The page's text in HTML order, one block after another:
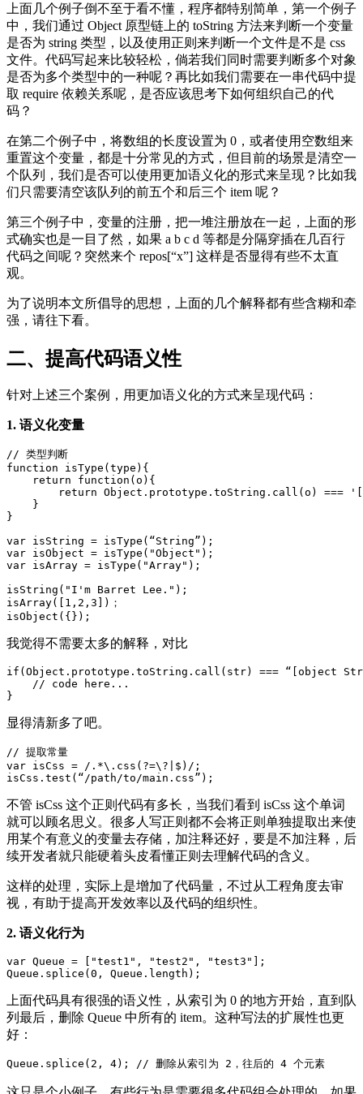
上面几个例子倒不至于看不懂，程序都特别简单，第一个例子
中，我们通过 Object 原型链上的 toString 方法来判断一个变量
是否为 string 类型，以及使用正则来判断一个文件是不是 css
文件。代码写起来比较轻松，倘若我们同时需要判断多个对象
是否为多个类型中的一种呢？再比如我们需要在一串代码中提
取 require 依赖关系呢，是否应该思考下如何组织自己的代
码？
在第二个例子中，将数组的长度设置为 0，或者使用空数组来
重置这个变量，都是十分常见的方式，但目前的场景是清空一
个队列，我们是否可以使用更加语义化的形式来呈现？比如我
们只需要清空该队列的前五个和后三个 item 呢？
第三个例子中，变量的注册，把一堆注册放在一起，上面的形
式确实也是一目了然，如果 a b c d 等都是分隔穿插在几百行
代码之间呢？突然来个 repos[“x”] 这样是否显得有些不太直
观。
为了说明本文所倡导的思想，上面的几个解释都有些含糊和牵
强，请往下看。
二、提高代码语义性
针对上述三个案例，用更加语义化的方式来呈现代码：
1. 语义化变量
// 类型判断
function isType(type){
    return function(o){
return Object.prototype.toString.call(o) ===
    }
}
var isString = isType(“String”);
var isObject = isType("Object");
var isArray = isType("Array");
isString("I'm Barret Lee.");
isArray([1,2,3])；
我觉得不需要太多的解释，对比
if(Object.prototype.toString.call(str) === “[object
    // code here...
显得清新多了吧。
// 提取常量
var isCss = /.*\.css(?=\?|$)/;
不管 isCss 这个正则代码有多长，当我们看到 isCss 这个单词
就可以顾名思义。很多人写正则都不会将正则单独提取出来使
用某个有意义的变量去存储，加注释还好，要是不加注释，后
续开发者就只能硬着头皮看懂正则去理解代码的含义。
这样的处理，实际上是增加了代码量，不过从工程角度去审
视，有助于提高开发效率以及代码的组织性。
2. 语义化行为
var Queue = ["test1", "test2", "test3"];
上面代码具有很强的语义性，从索引为 0 的地方开始，直到队
列最后，删除 Queue 中所有的 item。这种写法的扩展性也更
好：